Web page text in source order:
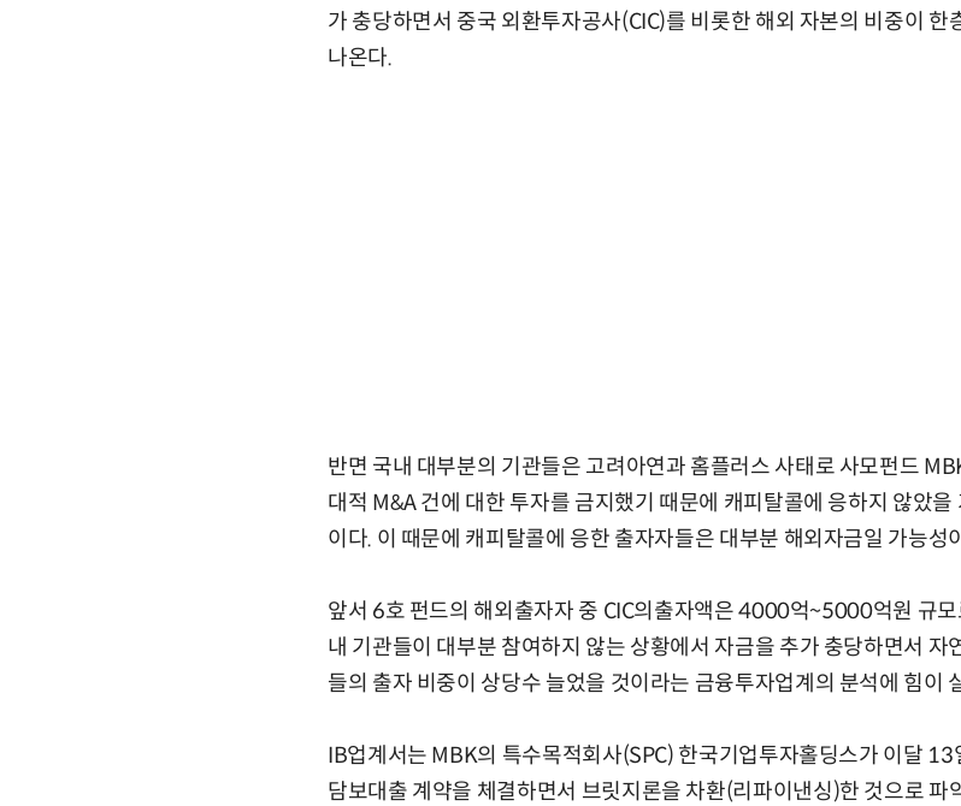
가 충당하면서 중국 외환투자공사(CIC)를 비롯한 해외 자본의 비중이 한
나온다.
반면 국내 대부분의 기관들은 고려아연과 홈플러스 사태로 사모펀드
대적 M&A 건에 대한 투자를 금지했기 때문에 캐피탈콜에 응하지 않았
이다. 이 때문에 캐피탈콜에 응한 출자자들은 대부분 해외자금일 가능성
앞서 6호 펀드의 해외출자자 중 CIC의출자액은 4000억~5000억원 규
내 기관들이 대부분 참여하지 않는 상황에서 자금을 추가 충당하면서 자
들의 출자 비중이 상당수 늘었을 것이라는 금융투자업계의 분석에 힘이
IB업계서는 MBK의 특수목적회사(SPC) 한국기업투자홀딩스가 이달
담보대출 계약을 체결하면서 브릿지론을 차환(리파이낸싱)한 것으로